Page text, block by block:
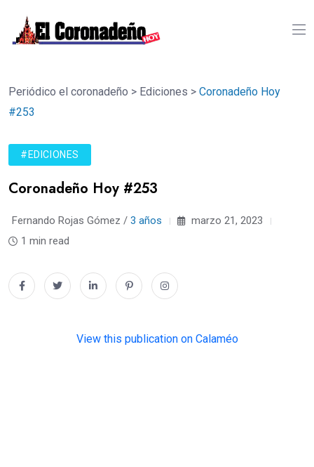
Periódico el coronadeño > Ediciones > Coronadeño Hoy
#253
#EDICIONES
Coronadeño Hoy #253
Fernando Rojas Gómez / 3 años
marzo 21, 2023
1 min read
View this publication on Calaméo